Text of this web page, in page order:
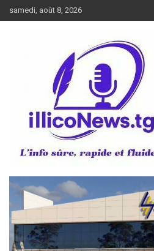
au
samedi, août 8, 2026
illiconews